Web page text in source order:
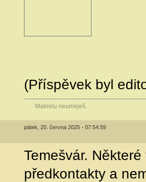
(Příspěvek byl
Makrelu neumeješ.
pátek, 20. června 2025 - 07:54:59
Temešvár.
předkontakty a